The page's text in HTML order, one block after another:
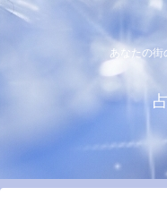
あなたの街